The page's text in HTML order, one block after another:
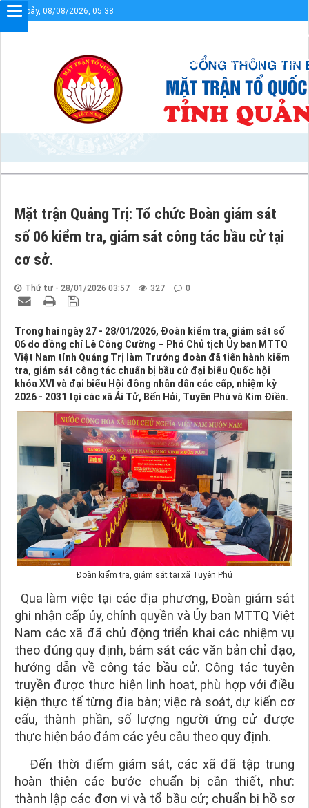
Thứ bảy, 08/08/2026, 05:38
Chào mừng bạn đến với Cổng thông tin điện tử
Sơ đồ cổng Liên kết
Mặt trận Quảng Trị: Tổ chức Đoàn giám sát
số 06 kiểm tra, giám sát công tác bầu cử tại
cơ sở.
Thứ tư - 28/01/2026 03:57 327 0
Trong hai ngày 27 - 28/01/2026, Đoàn kiểm tra, giám sát số
06 do đồng chí Lê Công Cường – Phó Chủ tịch Ủy ban MTTQ
Việt Nam tỉnh Quảng Trị làm Trưởng đoàn đã tiến hành kiểm
tra, giám sát công tác chuẩn bị bầu cử đại biểu Quốc hội
khóa XVI và đại biểu Hội đồng nhân dân các cấp, nhiệm kỳ
2026 - 2031 tại các xã Ái Tử, Bến Hải, Tuyên Phú và Kim Điền.
Đoàn kiểm tra, giám sát tại xã Tuyên Phú
Qua làm việc tại các địa phương, Đoàn giám sát
ghi nhận cấp ủy, chính quyền và Ủy ban MTTQ Việt
Nam các xã đã chủ động triển khai các nhiệm vụ
theo đúng quy định, bám sát các văn bản chỉ đạo,
hướng dẫn về công tác bầu cử. Công tác tuyên
truyền được thực hiện linh hoạt, phù hợp với điều
kiện thực tế từng địa bàn; việc rà soát, dự kiến cơ
cấu, thành phần, số lượng người ứng cử được
thực hiện bảo đảm các yêu cầu theo quy định.
Đến thời điểm giám sát, các xã đã tập trung
hoàn thiện các bước chuẩn bị cần thiết, như:
thành lập các đơn vị và tổ bầu cử; chuẩn bị hồ sơ